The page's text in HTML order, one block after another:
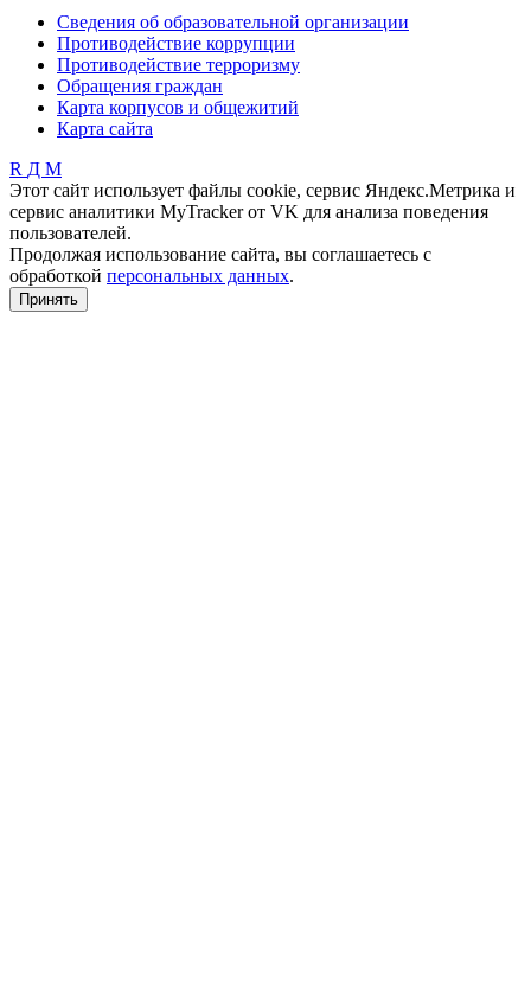
Сведения об образовательной организации
Противодействие коррупции
Противодействие терроризму
Обращения граждан
Карта корпусов и общежитий
Карта сайта
R Д М
Этот сайт использует файлы cookie, сервис Яндекс.Метрика и
сервис аналитики MyTracker от VK для анализа поведения
пользователей.
Продолжая использование сайта, вы соглашаетесь с
обработкой персональных данных.
Принять